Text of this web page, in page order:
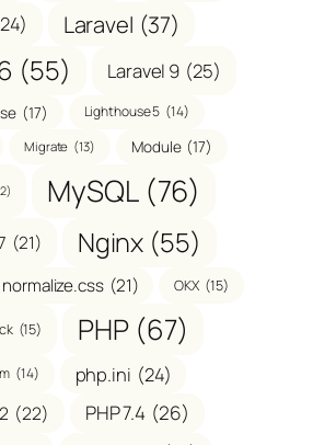
Laravel (37)
(55) Laravel 9 (25)
(17) Lighthouse 5 (14)
Migrate (13) Module (17)
MySQL (76)
(21) Nginx (55)
normalize.css (21) OKX (15)
(15) PHP (67)
(14) php.ini (24)
(22) PHP 7.4 (26)